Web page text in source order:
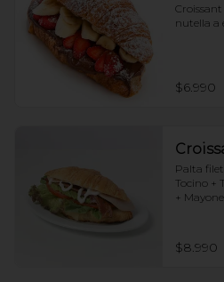
nutella a
$6.990
Palta
Tocino +
+
$8.990